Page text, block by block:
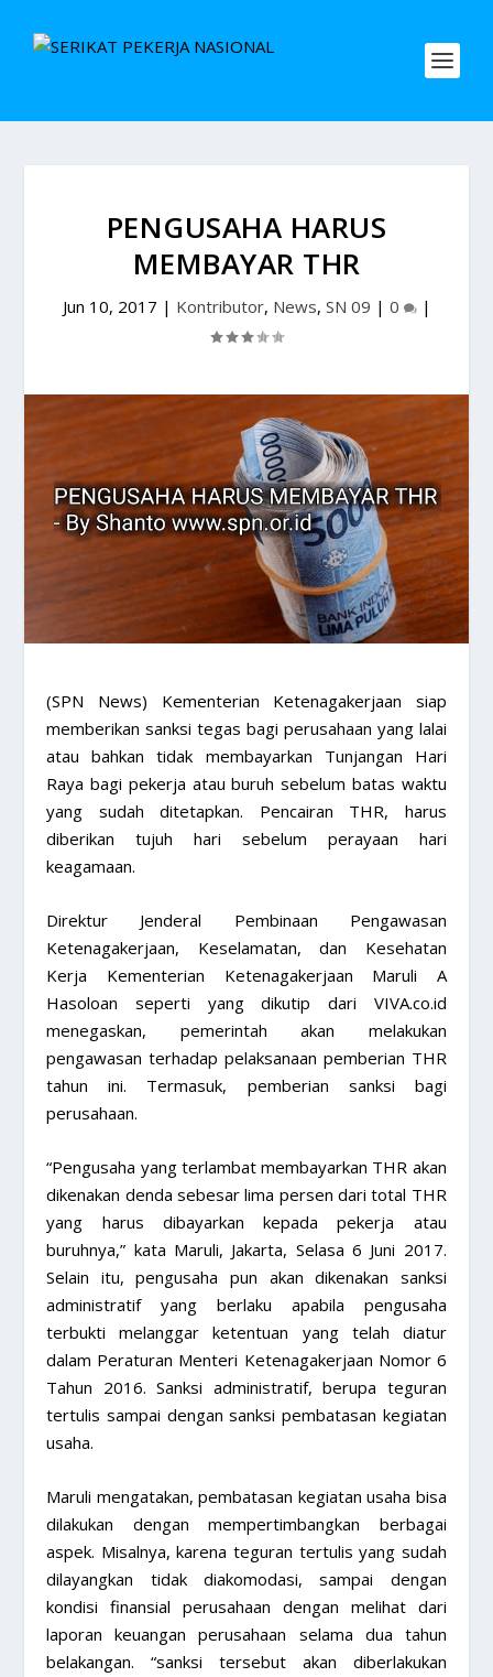
PENGUSAHA HARUS
MEMBAYAR THR
Jun 10, 2017 | Kontributor, News, SN 09 | 0 |
​(SPN News) Kementerian Ketenagakerjaan siap
memberikan sanksi tegas bagi perusahaan yang lalai
atau bahkan tidak membayarkan Tunjangan Hari
Raya bagi pekerja atau buruh sebelum batas waktu
yang sudah ditetapkan. Pencairan THR, harus
diberikan tujuh hari sebelum perayaan hari
keagamaan.
Direktur Jenderal Pembinaan Pengawasan
Ketenagakerjaan, Keselamatan, dan Kesehatan
Kerja Kementerian Ketenagakerjaan Maruli A
Hasoloan seperti yang dikutip dari VIVA.co.id
menegaskan, pemerintah akan melakukan
pengawasan terhadap pelaksanaan pemberian THR
tahun ini. Termasuk, pemberian sanksi bagi
perusahaan.
“Pengusaha yang terlambat membayarkan THR akan
dikenakan denda sebesar lima persen dari total THR
yang harus dibayarkan kepada pekerja atau
buruhnya,” kata Maruli, Jakarta, Selasa 6 Juni 2017.
Selain itu, pengusaha pun akan dikenakan sanksi
administratif yang berlaku apabila pengusaha
terbukti melanggar ketentuan yang telah diatur
dalam Peraturan Menteri Ketenagakerjaan Nomor 6
Tahun 2016. Sanksi administratif, berupa teguran
tertulis sampai dengan sanksi pembatasan kegiatan
usaha.
Maruli mengatakan, pembatasan kegiatan usaha bisa
dilakukan dengan mempertimbangkan berbagai
aspek. Misalnya, karena teguran tertulis yang sudah
dilayangkan tidak diakomodasi, sampai dengan
kondisi finansial perusahaan dengan melihat dari
laporan keuangan perusahaan selama dua tahun
belakangan. “sanksi tersebut akan diberlakukan